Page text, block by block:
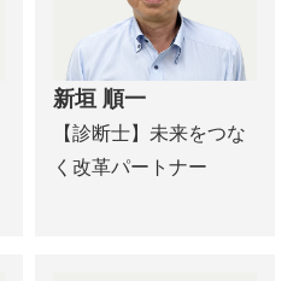
新垣 順一
【診断士】未来をつな
く改革パートナー